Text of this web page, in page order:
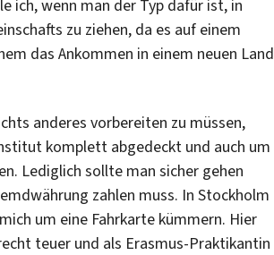
ich, wenn man der Typ dafür ist, in
zu ziehen, da es auf einem
das Ankommen in einem neuen Land
anderes vorbereiten zu müssen,
komplett abgedeckt und auch um
Lediglich sollte man sicher gehen
zahlen muss. In Stockholm
um eine Fahrkarte kümmern. Hier
teuer und als Erasmus-Praktikantin